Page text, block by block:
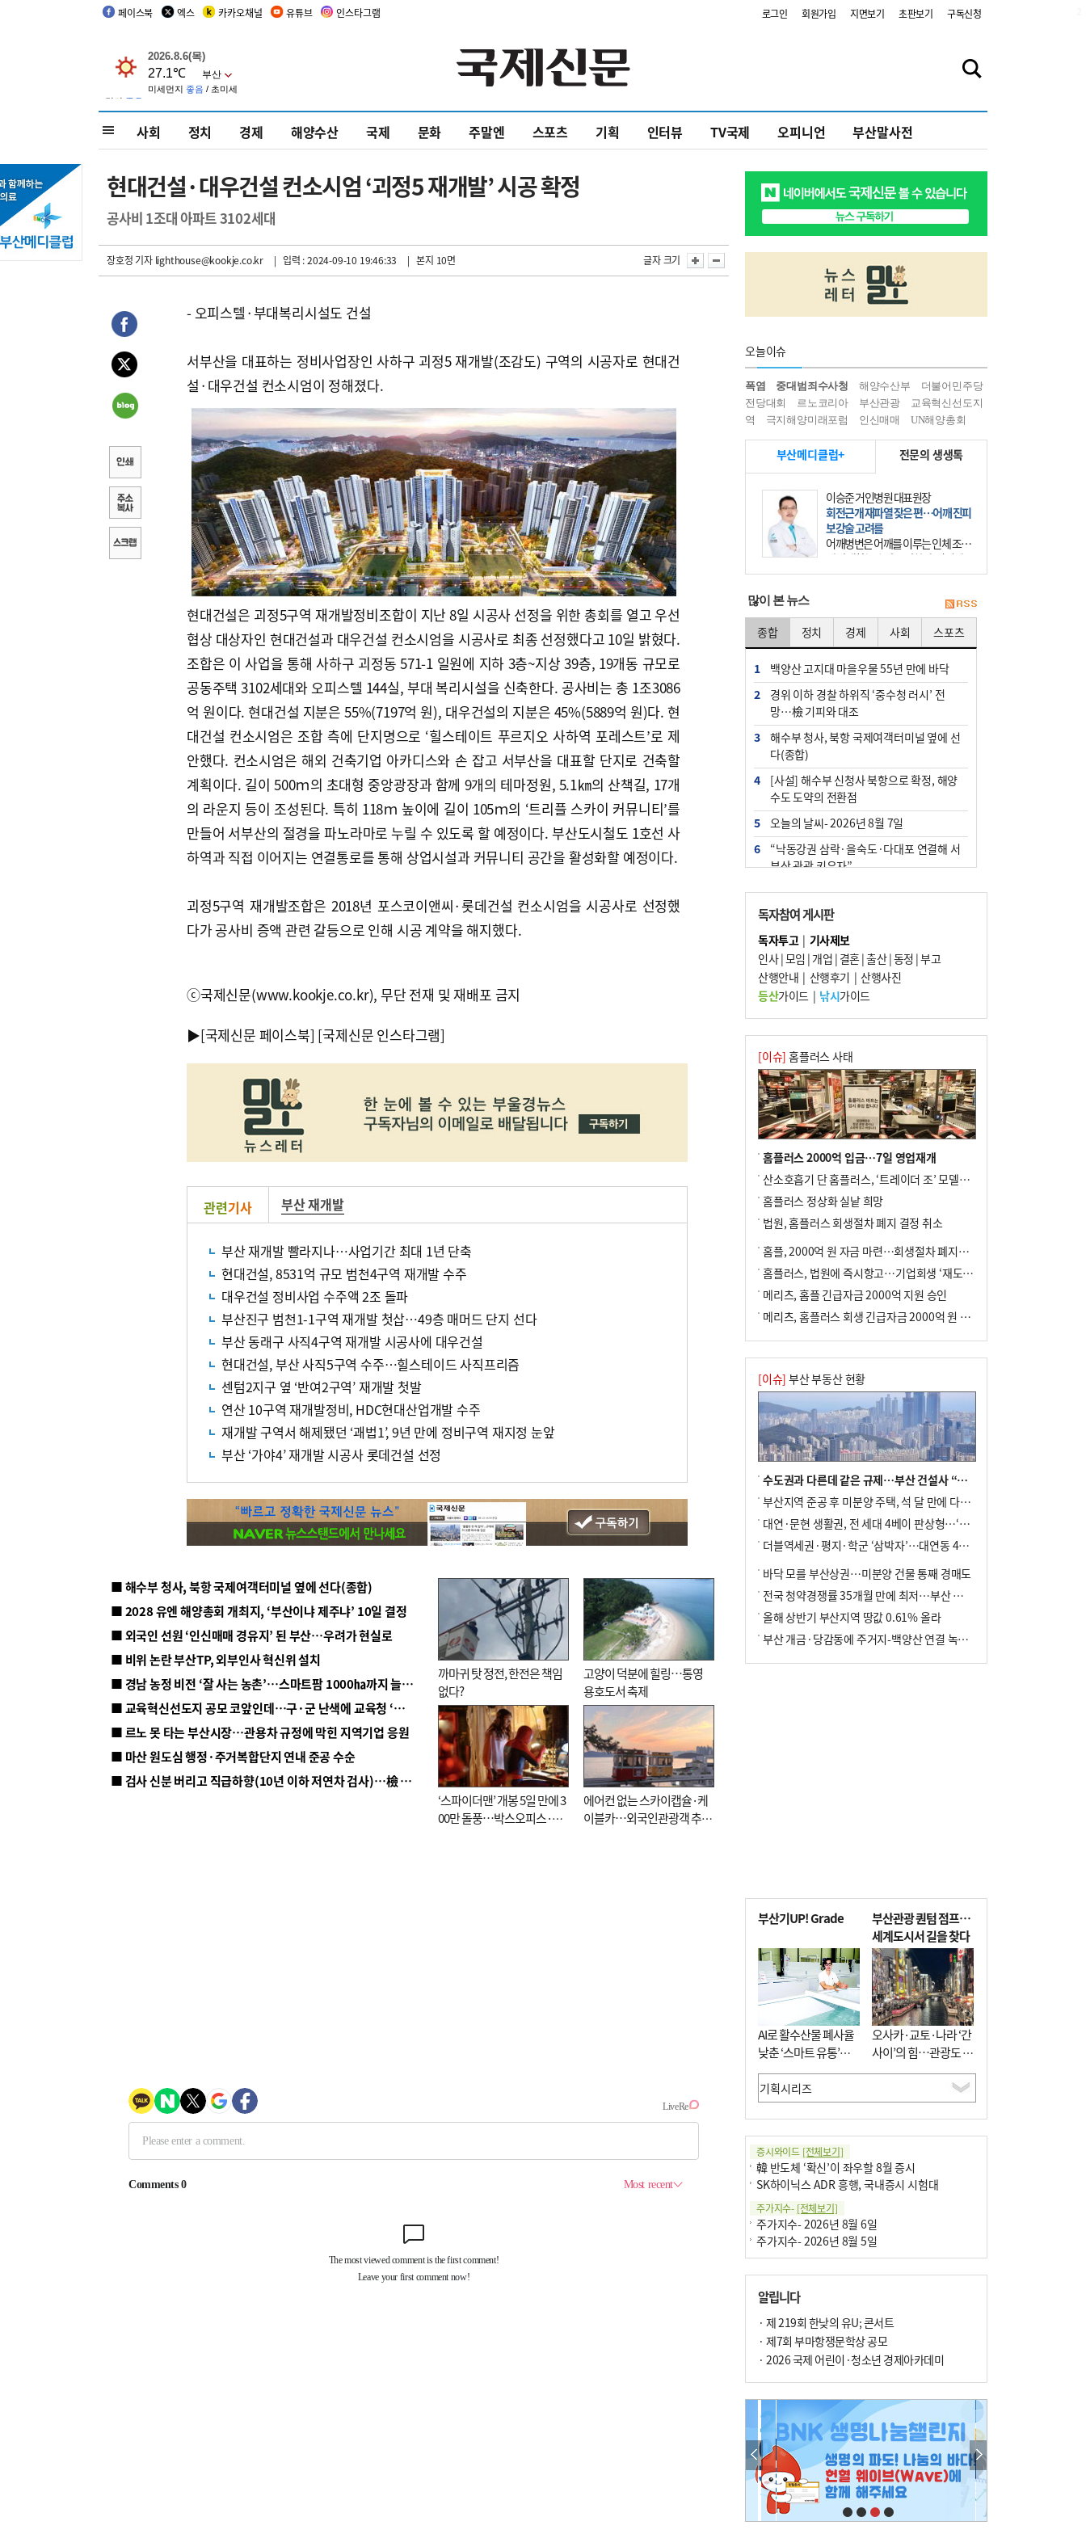
페이스북 엑스 카카오채널 유튜브 인스타그램 로그인 회원가입 지면보기 초판보기 구독신청
사회 정치 경제 해양수산 국제 문화 주말엔 스포츠 기획 인터뷰 TV국제 오피니언 부산말사전
현대건설·대우건설 컨소시엄 ‘괴정5 재개발’ 시공 확정
공사비 1조대 아파트 3102세대
장호정 기자lighthouse@kookje.co.kr | 입력 : 2024-09-10 19:46:33 | 본지 10면 글자 크기
- 오피스텔·부대복리시설도 건설
서부산을 대표하는 정비사업장인 사하구 괴정5 재개발(조감도) 구역의 시공자로 현대건
설·대우건설 컨소시엄이 정해졌다.
현대건설은 괴정5구역 재개발정비조합이 지난 8일 시공사 선정을 위한 총회를 열고 우선
협상 대상자인 현대건설과 대우건설 컨소시엄을 시공사로 최종 선정했다고 10일 밝혔다.
조합은 이 사업을 통해 사하구 괴정동 571-1 일원에 지하 3층~지상 39층, 19개동 규모로
공동주택 3102세대와 오피스텔 144실, 부대 복리시설을 신축한다. 공사비는 총 1조3086
억 원이다. 현대건설 지분은 55%(7197억 원), 대우건설의 지분은 45%(5889억 원)다. 현
대건설 컨소시엄은 조합 측에 단지명으로 ‘힐스테이트 푸르지오 사하역 포레스트’로 제
안했다. 컨소시엄은 해외 건축기업 아카디스와 손 잡고 서부산을 대표할 단지로 건축할
계획이다. 길이 500ｍ의 초대형 중앙광장과 함께 9개의 테마정원, 5.1㎞의 산책길, 17개
의 라운지 등이 조성된다. 특히 118ｍ 높이에 길이 105ｍ의 ‘트리플 스카이 커뮤니티’를
만들어 서부산의 절경을 파노라마로 누릴 수 있도록 할 예정이다. 부산도시철도 1호선 사
하역과 직접 이어지는 연결통로를 통해 상업시설과 커뮤니티 공간을 활성화할 예정이다.
괴정5구역 재개발조합은 2018년 포스코이앤씨·롯데건설 컨소시엄을 시공사로 선정했
다가 공사비 증액 관련 갈등으로 인해 시공 계약을 해지했다.
ⓒ국제신문(www.kookje.co.kr), 무단 전재 및 재배포 금지
▶[국제신문 페이스북] [국제신문 인스타그램]
관련기사 부산 재개발
부산 재개발 빨라지나…사업기간 최대 1년 단축
현대건설, 8531억 규모 범천4구역 재개발 수주
대우건설 정비사업 수주액 2조 돌파
부산진구 범천1-1구역 재개발 첫삽…49층 매머드 단지 선다
부산 동래구 사직4구역 재개발 시공사에 대우건설
현대건설, 부산 사직5구역 수주…힐스테이드 사직프리즘
센텀2지구 옆 ‘반여2구역’ 재개발 첫발
연산 10구역 재개발정비, HDC현대산업개발 수주
재개발 구역서 해제됐던 ‘괘법1’, 9년 만에 정비구역 재지정 눈앞
부산 ‘가야4’ 재개발 시공사 롯데건설 선정
■ 해수부 청사, 북항 국제여객터미널 옆에 선다(종합)
■ 2028 유엔 해양총회 개최지, ‘부산이냐 제주냐’ 10일 결정
■ 외국인 선원 ‘인신매매 경유지’ 된 부산…우려가 현실로
■ 비위 논란 부산TP, 외부인사 혁신위 설치
■ 경남 농정 비전 ‘잘 사는 농촌’…스마트팜 1000㏊까지 늘린다
■ 교육혁신선도지 공모 코앞인데…구·군 난색에 교육청 ‘쩔쩔’
■ 르노 못 타는 부산시장…관용차 규정에 막힌 지역기업 응원
■ 마산 원도심 행정·주거복합단지 연내 준공 수순
■ 검사 신분 버리고 직급하향(10년 이하 저연차 검사)…檢 중수청행 기피
까마귀 탓 정전, 한전은 책임
없다?
고양이 덕분에 힐링…통영
용호도서 축제
‘스파이더맨’ 개봉 5일 만에 3
00만 돌풍…박스오피스·예
에어컨 없는 스카이캡슐·케
이블카…외국인관광객 추억
오늘이슈
폭염 중대범죄수사청 해양수산부
더불어민주당
전당대회
르노코리아 부산관광
교육혁신선도지
역
극지해양미래포럼 인신매매 UN해양총회
부산메디클럽+ 전문의 생생톡
이승준 거인병원 대표원장
회전근개 재파열 잦은 편…어깨 진피
보강술 고려를
어깨병변은 어깨를 이루는 인체 조직
에 발생하는 손상을 말한다. 여기에
는 오십견과 회전근개 증후군, 어깨
많이 본 뉴스
종합 정치 경제 사회 스포츠
1
백양산 고지대 마을우물 55년 만에 바닥
2
경위 이하 경찰 하위직 ‘중수청 러시’ 전
망…檢 기피와 대조
3
해수부 청사, 북항 국제여객터미널 옆에 선
다(종합)
4
[사설] 해수부 신청사 북항으로 확정, 해양
수도 도약의 전환점
5
오늘의 날씨- 2026년 8월 7일
6
“낙동강권 삼락·을숙도·다대포 연결해 서
부산 관광 키우자”
7
부울경 주말부터 비소식…‘극한 폭염’ 한풀
꺾일 듯
8
피란마을 67년 역사인데…전교생 24명 아
미초 통폐합 기로
9
외국인 선원 ‘인신매매 경유지’ 된 부산…
우려가 현실로
10 부산 청소년 극지탐험대 8인, 열흘간 북극
구석구석 누빈다
독자참여 게시판
독자투고| 기사제보
인사|모임 | 개업 | 결혼|출산|동정 |부고
산행안내 | 산행후기 | 산행사진
등산가이드| 낚시가이드
[이슈] 홈플러스 사태
홈플러스 2000억 입금…7일 영업재개
산소호흡기 단 홈플러스, ‘트레이더 조’ 모델로 살아날까
홈플러스 정상화 실낱 희망
법원, 홈플러스 회생절차 폐지 결정 취소
홈플, 2000억 원 자금 마련…회생절차 폐지에 즉시항고(종합)
홈플러스, 법원에 즉시항고…기업회생 ‘재도전’
메리츠, 홈플 긴급자금 2000억 지원 승인
메리츠, 홈플러스 회생 긴급자금 2000억 원 지원 승인
[이슈] 부산 부동산 현황
수도권과 다른데 같은 규제…부산 건설사 “쓰러지기 직전”
부산지역 준공 후 미분양 주택, 석 달 만에 다시 3000가구 넘어서
대연·문현 생활권, 전 세대 4베이 판상형…‘더샵 트리센트’ 내달 분양
더블역세권·평지·학군 ‘삼박자’…대연동 42층 브랜드 단지
바닥 모를 부산상권…미분양 건물 통째 경매도
전국 청약경쟁률 35개월 만에 최저…부산 미분양 ‘적체’ 심화
올해 상반기 부산지역 땅값 0.61% 올라
부산 개금·당감동에 주거지-백양산 연결 녹지 조성
부산기UP! Grade
AI로 활수산물 폐사율
낮춘 ‘스마트 유통’…
사막·산악지대 수출
도전
부산관광 퀀텀 점프…
세계도시서 길을 찾다
오사카·교토·나라 ‘간
사이’의 힘…관광도 뭉
쳐야 흥한다
증시와이드 [전체보기]
韓 반도체 ‘확신’이 좌우할 8월 증시
SK하이닉스 ADR 흥행, 국내증시 시험대
주가지수- [전체보기]
주가지수- 2026년 8월 6일
주가지수- 2026년 8월 5일
알립니다
· 제 219회 한낮의 유U; 콘서트
· 제7회 부마항쟁문학상 공모
· 2026 국제 어린이·청소년 경제아카데미